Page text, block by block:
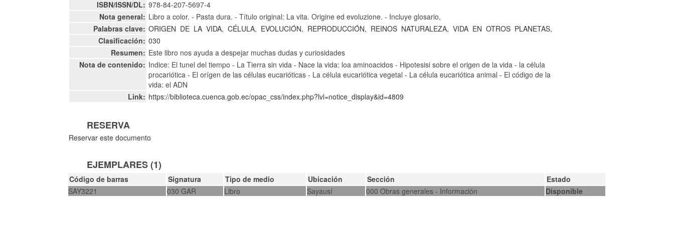
ISBN/ISSN/DL: 978-84-207-5697-4
Nota general: Libro a color. - Pasta dura. - Título original: La vita. Origine ed evoluzione. - Incluye glosario,
Palabras clave: ORIGEN DE LA VIDA, CÉLULA, EVOLUCIÓN, REPRODUCCIÓN, REINOS NATURALEZA, VIDA EN OTROS PLANETAS,
Clasificación: 030
Resumen: Este libro nos ayuda a despejar muchas dudas y curiosidades
Nota de contenido: Indice: El tunel del tiempo - La Tierra sin vida - Nace la vida: loa aminoacidos - Hipotesisi sobre el origen de la vida - la célula
procariótica - El orígen de las células eucarióticas - La célula eucariótica vegetal - La célula eucariótica animal - El código de la
vida: el ADN
Link: https://biblioteca.cuenca.gob.ec/opac_css/index.php?lvl=notice_display&id=4809
RESERVA
Reservar este documento
EJEMPLARES (1)
Código de barras Signatura Tipo de medio Ubicación Sección
Estado
SAY3221
030 GAR Libro Sayausí 000 Obras generales - Información Disponible